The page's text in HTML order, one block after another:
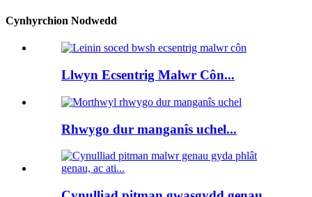
Cynhyrchion Nodwedd
Llwyn Ecsentrig Malwr Côn...
Rhwygo dur manganîs uchel...